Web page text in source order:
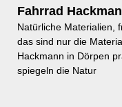
Fahrrad
Natürliche Materialien,
das sind nur die
Hackmann in Dörpen
spiegeln die Natur